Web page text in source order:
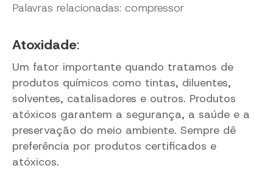
Palavras relacionadas: compressor
Atoxidade:
Um fator importante quando tratamos de
produtos químicos como tintas, diluentes,
solventes, catalisadores e outros. Produtos
atóxicos garantem a segurança, a saúde e a
preservação do meio ambiente. Sempre dê
preferência por produtos certificados e
atóxicos.